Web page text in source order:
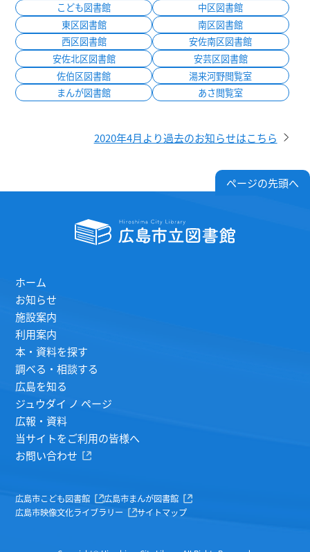
こども図書館
中区図書館
東区図書館
南区図書館
西区図書館
安佐南区図書館
安佐北区図書館
安芸区図書館
佐伯区図書館
湯来河野閲覧室
まんが図書館
あさ閲覧室
2020年4月より過去のお知らせはこちら
ページの先頭へ
ホーム
お知らせ
施設案内
利用案内
本・資料を探す
調べる・相談する
広島を知る
ジュウダイ ノ ページ
広報・資料
当サイトをご利用の皆様へ
お問い合わせ
広島市こども図書館
広島市まんが図書館
広島市映像文化ライブラリー
サイトマップ